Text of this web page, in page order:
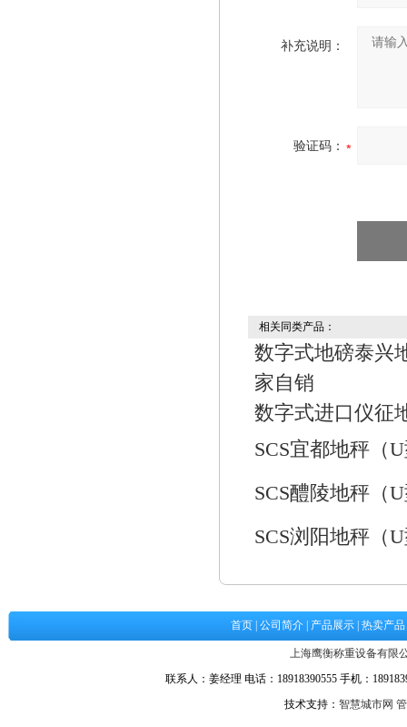
补充说明：
验证码：
相关同类产品：
数字式地磅泰兴
家自销
数字式进口仪征
SCS宜都地秤（
SCS醴陵地秤（
SCS浏阳地秤（
首页 公司简介 产品展示 热卖产品
上海鹰衡称重设备有限
联系人：姜经理 电话：18918390555 手机：
技术支持： 智慧城市网